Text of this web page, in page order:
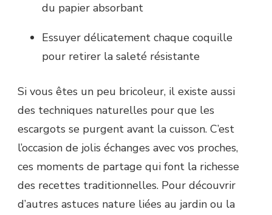
du papier absorbant
Essuyer délicatement chaque coquille
pour retirer la saleté résistante
Si vous êtes un peu bricoleur, il existe aussi
des techniques naturelles pour que les
escargots se purgent avant la cuisson. C’est
l’occasion de jolis échanges avec vos proches,
ces moments de partage qui font la richesse
des recettes traditionnelles. Pour découvrir
d’autres astuces nature liées au jardin ou la